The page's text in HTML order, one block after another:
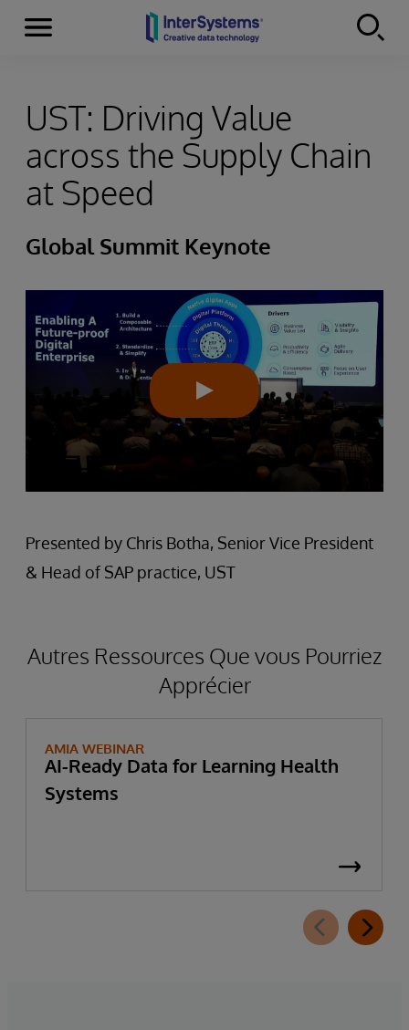
Skip to content
Menu
UST: Driving Value
across the Supply Chain
at Speed
Global Summit Keynote
Presented by Chris Botha, Senior Vice President
& Head of SAP practice, UST
Autres Ressources Que vous Pourriez
Apprécier
AMIA WEBINAR
AI-Ready Data for Learning Health
Systems